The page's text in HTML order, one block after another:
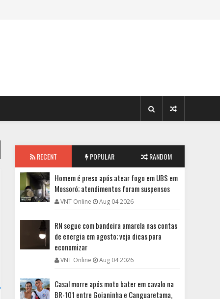
RECENT POPULAR RANDOM
Homem é preso após atear fogo em UBS em
Mossoró; atendimentos foram suspensos
VNT Online Aug 04 2026
RN segue com bandeira amarela nas contas
de energia em agosto; veja dicas para
economizar
VNT Online Aug 04 2026
Casal morre após moto bater em cavalo na
BR-101 entre Goianinha e Canguaretama,